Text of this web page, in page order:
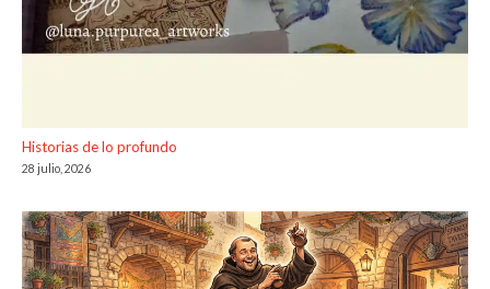
Historias de lo profundo
28 julio, 2026